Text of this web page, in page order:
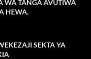
WA TANGA AVUTIWA
HEWA.
SEKTA YA